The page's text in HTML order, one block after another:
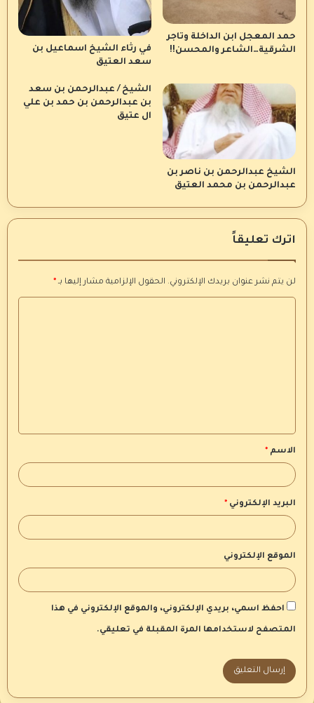
حمد المعجل ابن الداخلة وتاجر
الشرقية…الشاعر والمحسن!!
في رثاء الشيخ اسماعيل بن
سعد العتيق
الشيخ عبدالرحمن بن ناصر بن
عبدالرحمن بن محمد العتيق
الشيخ / عبدالرحمن بن سعد
بن عبدالرحمن بن حمد بن علي
ال عتيق
اترك تعليقاً
لن يتم نشر عنوان بريدك الإلكتروني. الحقول الإلزامية مشار إليها بـ *
ق
*الاسم *
البريد الإلكتروني *
الموقع الإلكتروني
احفظ اسمي، بريدي الإلكتروني، والموقع الإلكتروني في هذا
المتصفح لاستخدامها المرة المقبلة في تعليقي.